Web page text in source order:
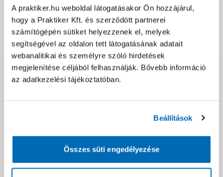
A praktiker.hu weboldal látogatásakor Ön hozzájárul,
hogy a Praktiker Kft. és szerződött partnerei
számítógépén sütiket helyezzenek el, melyek
segítségével az oldalon tett látogatásának adatait
webanalitikai és személyre szóló hirdetések
megjelenítése céljából felhasználják. Bővebb információ
az adatkezelési tájékoztatóban.
Beállítások
Összes süti engedélyezése
Csomagolási és súly információk
Dokumentumok, felelős személy
Hibát találtál az oldalon vagy a termék leírásában?
Neked ajánljuk!